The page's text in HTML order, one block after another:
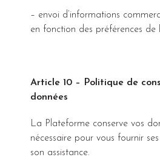
– envoi d’informations
en fonction des préférences de
Article 10 – Politique de
données
La Plateforme conserve vos
nécessaire pour vous fournir
son assistance.